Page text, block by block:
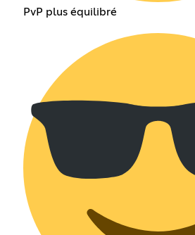
PvP plus équilibré